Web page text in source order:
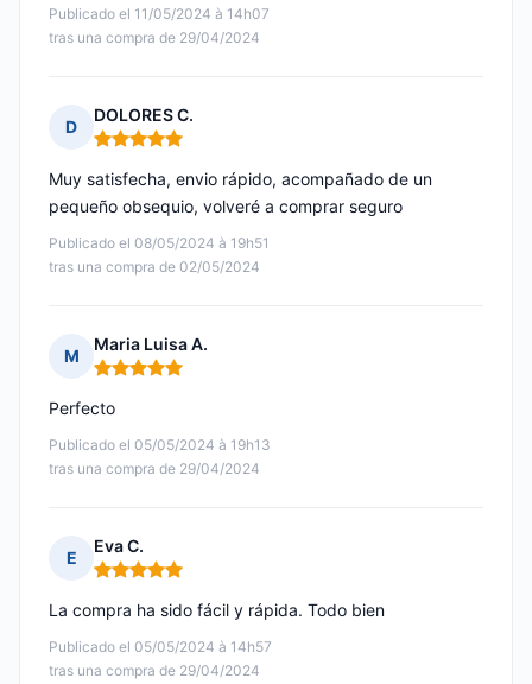
Publicado el 11/05/2024 à 14h07
tras una compra de 29/04/2024
D
DOLORES C.
Nota: 5 de 5
Publicado el 08/05/2024 à 19h51
tras una compra de 02/05/2024
Muy satisfecha, envio rápido, acompañado de un
pequeño obsequio, volveré a comprar seguro
M
Maria Luisa A.
Nota: 5 de 5
Publicado el 05/05/2024 à 19h13
tras una compra de 29/04/2024
Perfecto
E
Eva C.
Nota: 5 de 5
Publicado el 05/05/2024 à 14h57
tras una compra de 29/04/2024
La compra ha sido fácil y rápida. Todo bien